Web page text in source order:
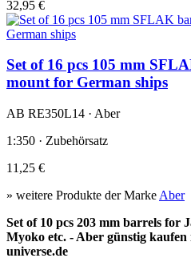
32,95 €
Set of 16 pcs 105 mm
mount for German ships
AB RE350L14 · Aber
1:350 · Zubehörsatz
11,25 €
» weitere Produkte der Marke Aber
Set of 10 pcs 203 mm barrels for
Myoko etc. - Aber günstig
universe.de